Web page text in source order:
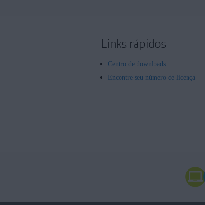
Links rápidos
Centro de downloads
Encontre seu número de licença